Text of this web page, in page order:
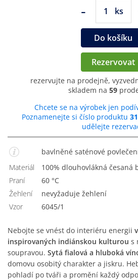
- ks
Do košíku
Rezervovat
rezervujte na prodejně,
skladem na 59
Chcete se na výrobek jen
Poznamenejte si číslo produktu
udělejte
bavlněné saténové
Materiál
100% dlouhovlákná česaná
Praní
60 °C
Žehlení
Nevyžaduje žehlení
Vzor
6045/1
Nebojte se vnést do interiéru energii
inspirovaných indiánskou kulturou s
soupravou. Sytá fialová a hluboká
domovu osobitý charakter a jiskru.
pohladí po tváři a promění každý